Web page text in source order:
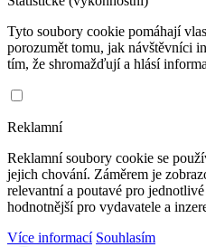
Tyto soubory cookie pomáhají
porozumět tomu, jak návštěvníci
tím, že shromažďují a hlásí
Reklamní
Reklamní soubory cookie se
jejich chování. Záměrem je
relevantní a poutavé pro
hodnotnější pro vydavatele a
Více informací Souhlasím